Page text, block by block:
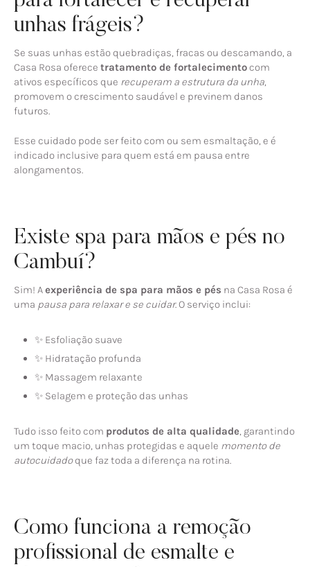
unhas frágeis?
Se suas unhas estão quebradiças, fracas ou descamando, a
Casa Rosa oferece tratamento de fortalecimentocom
ativos específicos que recuperam a estrutura da unha,
promovem o crescimento saudável e previnem danos
futuros.
Esse cuidado pode ser feito com ou sem esmaltação, e é
indicado inclusive para quem está em pausa entre
alongamentos.
Existe spa para mãos e pés no
Cambuí?
Sim! Aexperiência de spa para mãos e pés na Casa Rosa é
uma pausa para relaxar e se cuidar. O serviço inclui:
✨ Esfoliação suave
✨ Hidratação profunda
✨ Massagem relaxante
✨ Selagem e proteção das unhas
Tudo isso feito com produtos de alta qualidade, garantindo
um toque macio, unhas protegidas e aquele momento de
autocuidadoque faz toda a diferença na rotina.
Como funciona a remoção
profissional de esmalte e